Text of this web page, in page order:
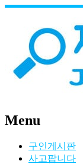
Menu
구인게시판
사고팝니다